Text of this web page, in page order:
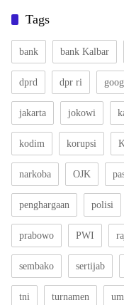
Tags
bank bank Kalbar
dprd dpr ri
jakarta jokowi
kodim korupsi
narkoba OJK
penghargaan polisi
prabowo PWI
sembako sertijab
tni turnamen